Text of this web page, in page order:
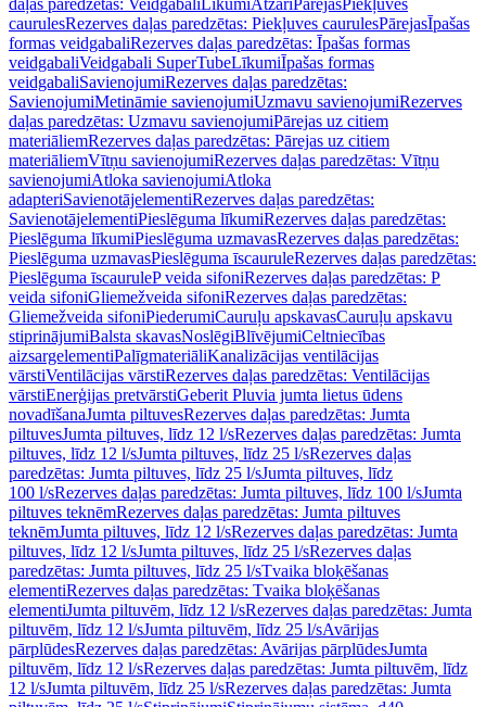
daļas paredzētas: Veidgabali LīkumiAtzari PārejasPiekļuves
caurulesRezerves daļas paredzētas: Piekļuves caurulesPārejasĪpašas
formas veidgabaliRezerves daļas paredzētas: Īpašas formas
veidgabaliVeidgabali SuperTubeLīkumiĪpašas formas
veidgabaliSavienojumiRezerves daļas paredzētas:
SavienojumiMetināmie savienojumiUzmavu savienojumiRezerves
daļas paredzētas: Uzmavu savienojumiPārejas uz citiem
materiāliemRezerves daļas paredzētas: Pārejas uz citiem
materiāliemVītņu savienojumiRezerves daļas paredzētas: Vītņu
savienojumiAtloka savienojumiAtloka
adapteriSavienotājelementiRezerves daļas paredzētas:
SavienotājelementiPieslēguma līkumiRezerves daļas paredzētas:
Pieslēguma līkumiPieslēguma uzmavasRezerves daļas paredzētas:
Pieslēguma uzmavasPieslēguma īscauruleRezerves daļas paredzētas:
Pieslēguma īscauruleP veida sifoniRezerves daļas paredzētas: P
veida sifoniGliemežveida sifoniRezerves daļas paredzētas:
Gliemežveida sifoniPiederumiCauruļu apskavasCauruļu apskavu
stiprinājumiBalsta skavasNoslēgiBlīvējumiCeltniecības
aizsargelementiPalīgmateriāliKanalizācijas ventilācijas
vārstiVentilācijas vārstiRezerves daļas paredzētas: Ventilācijas
vārstiEnerģijas pretvārstiGeberit Pluvia jumta lietus ūdens
novadīšanaJumta piltuvesRezerves daļas paredzētas: Jumta
piltuvesJumta piltuves, līdz 12 l/sRezerves daļas paredzētas: Jumta
piltuves, līdz 12 l/sJumta piltuves, līdz 25 l/sRezerves daļas
paredzētas: Jumta piltuves, līdz 25 l/sJumta piltuves, līdz
100 l/sRezerves daļas paredzētas: Jumta piltuves, līdz 100 l/sJumta
piltuves teknēmRezerves daļas paredzētas: Jumta piltuves
teknēmJumta piltuves, līdz 12 l/sRezerves daļas paredzētas: Jumta
piltuves, līdz 12 l/sJumta piltuves, līdz 25 l/sRezerves daļas
paredzētas: Jumta piltuves, līdz 25 l/sTvaika bloķēšanas
elementiRezerves daļas paredzētas: Tvaika bloķēšanas
elementiJumta piltuvēm, līdz 12 l/sRezerves daļas paredzētas: Jumta
piltuvēm, līdz 12 l/sJumta piltuvēm, līdz 25 l/sAvārijas
pārplūdesRezerves daļas paredzētas: Avārijas pārplūdesJumta
piltuvēm, līdz 12 l/sRezerves daļas paredzētas: Jumta piltuvēm, līdz
12 l/sJumta piltuvēm, līdz 25 l/sRezerves daļas paredzētas: Jumta